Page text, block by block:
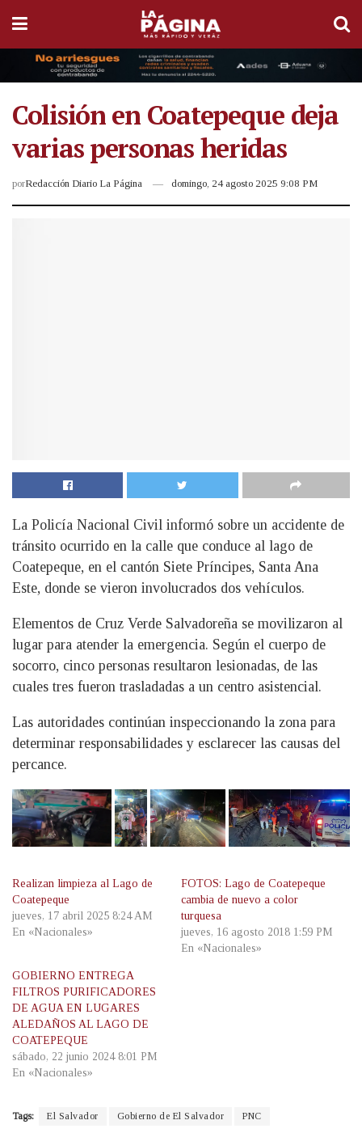
Colisión en Coatepeque deja
varias personas heridas
porRedacción Diario La Página domingo, 24 agosto 2025 9:08 PM
La Policía Nacional Civil informó sobre un accidente de
tránsito ocurrido en la calle que conduce al lago de
Coatepeque, en el cantón Siete Príncipes, Santa Ana
Este, donde se vieron involucrados dos vehículos.
Elementos de Cruz Verde Salvadoreña se movilizaron al
lugar para atender la emergencia. Según el cuerpo de
socorro, cinco personas resultaron lesionadas, de las
cuales tres fueron trasladadas a un centro asistencial.
Las autoridades continúan inspeccionando la zona para
determinar responsabilidades y esclarecer las causas del
percance.
Realizan limpieza al Lago de
Coatepeque
jueves, 17 abril 2025 8:24 AM
En «Nacionales»
FOTOS: Lago de Coatepeque
cambia de nuevo a color
turquesa
jueves, 16 agosto 2018 1:59 PM
En «Nacionales»
GOBIERNO ENTREGA
FILTROS PURIFICADORES
DE AGUA EN LUGARES
ALEDAÑOS AL LAGO DE
COATEPEQUE
sábado, 22 junio 2024 8:01 PM
En «Nacionales»
Tags: El Salvador Gobierno de El Salvador PNC